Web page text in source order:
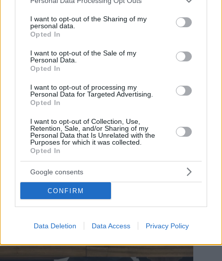
not limited to your visit or usage behaviour. You may click to
grant or deny consent to Google and its third-party tags to
use your data for below specified purposes in below Google
consent section.
I want to opt-out of the Sharing of my
personal data.
Opted In
I want to opt-out of the Sale of my
Personal Data.
Opted In
I want to opt-out of processing my
Personal Data for Targeted Advertising.
Opted In
I want to opt-out of Collection, Use,
Retention, Sale, and/or Sharing of my
Personal Data that Is Unrelated with the
Purposes for which it was collected.
Opted In
Google consents
CONFIRM
Data Deletion Data Access Privacy Policy
Verhandlungen über den genauen Umfang des Masterplans,
einschließlich der Frage, wie die Ideen der anderen
preisgekrönten Beiträge in den endgültigen Entwurf
zweiten Hälfte dieses Jahres ein konsolidierter Masterplan
fertiggestellt wird, der die städtische Struktur, die Dichte, die
Freiflächennetze und die Verkehrsregelungen für eine